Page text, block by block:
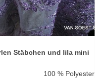
Stäbchen und lila mini
100 % Polyester